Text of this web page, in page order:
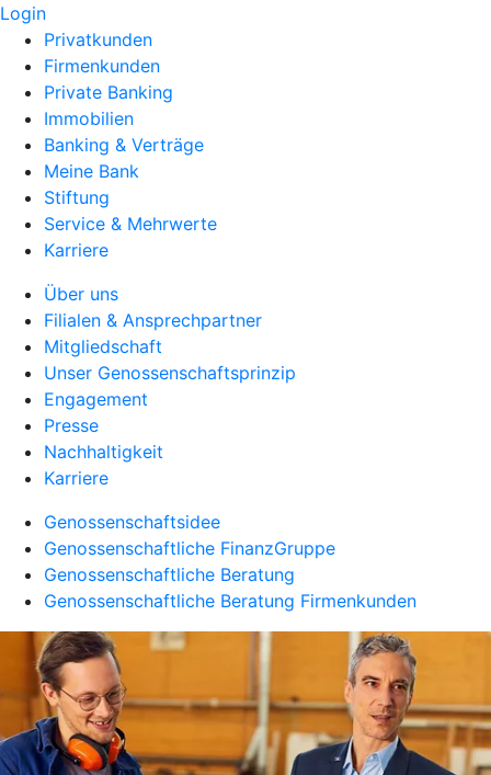
Login
Privatkunden
Firmenkunden
Private Banking
Immobilien
Banking & Verträge
Meine Bank
Stiftung
Service & Mehrwerte
Karriere
Über uns
Filialen & Ansprechpartner
Mitgliedschaft
Unser Genossenschaftsprinzip
Engagement
Presse
Nachhaltigkeit
Karriere
Genossenschaftsidee
Genossenschaftliche FinanzGruppe
Genossenschaftliche Beratung
Genossenschaftliche Beratung Firmenkunden